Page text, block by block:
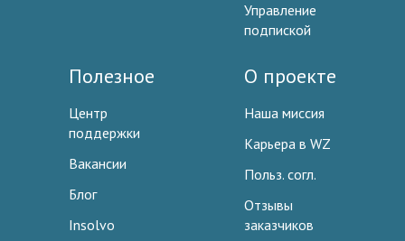
Управление
подпиской
Полезное
Центр
поддержки
Вакансии
Блог
Insolvo
О проекте
Наша миссия
Карьера в WZ
Польз. согл.
Отзывы
заказчиков